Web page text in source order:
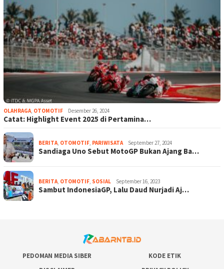
OLAHRAGA, OTOMOTIF Desember 26, 2024
Catat: Highlight Event 2025 di Pertamina…
BERITA, OTOMOTIF, PARIWISATA September 27, 2024
Sandiaga Uno Sebut MotoGP Bukan Ajang Ba…
BERITA, OTOMOTIF, SOSIAL September 16, 2023
Sambut IndonesiaGP, Lalu Daud Nurjadi Aj…
PEDOMAN MEDIA SIBER
KODE ETIK